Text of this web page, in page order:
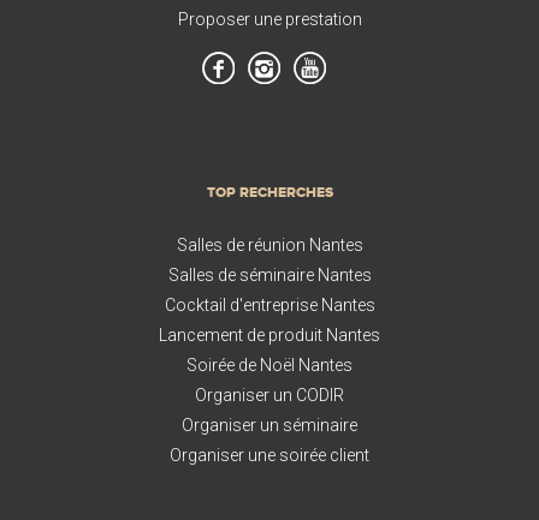
Proposer une prestation
TOP RECHERCHES
Salles de réunion Nantes
Salles de séminaire Nantes
Cocktail d'entreprise Nantes
Lancement de produit Nantes
Soirée de Noël Nantes
Organiser un CODIR
Organiser un séminaire
Organiser une soirée client